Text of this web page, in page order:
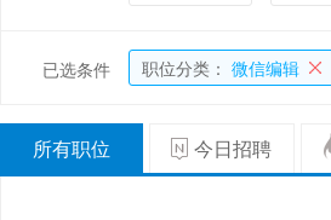
已选条件 职位分类： 微信编辑
所有职位 今日招聘